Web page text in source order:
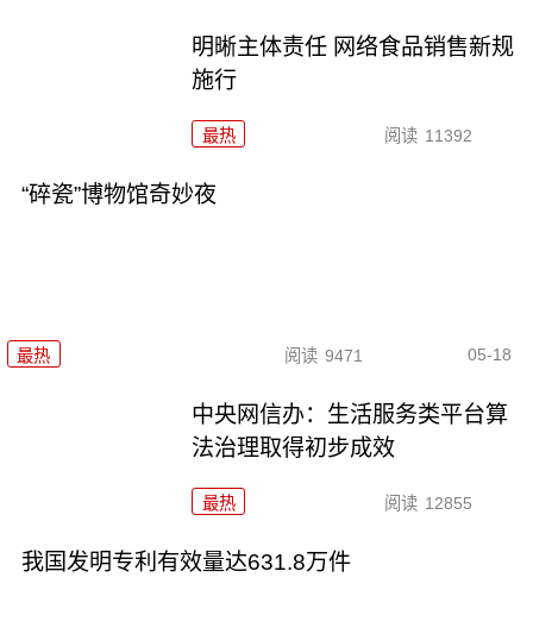
明晰主体责任 网络食品销售新规
施行
最热 阅读 11392
“碎瓷”博物馆奇妙夜
最热 阅读 9471 05-18
中央网信办：生活服务类平台算
法治理取得初步成效
最热 阅读 12855
我国发明专利有效量达631.8万件